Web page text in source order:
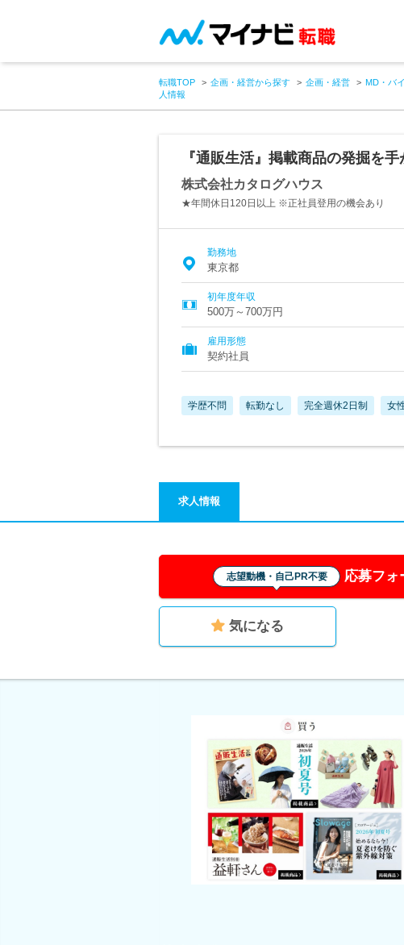
転職TOP 企画・経営から探す 企画・経営 MD・バ
人情報
『通販生活』掲載商品の発掘を手
株式会社カタログハウス
★年間休日120日以上 ※正社員登用の機会あり
勤務地
東京都
初年度年収
500万～700万円
雇用形態
契約社員
学歴不問 転勤なし 完全週休2日制 女
求人情報
志望動機・自己PR不要 応募フォ
気になる